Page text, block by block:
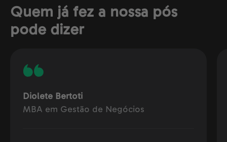
Quem já fez a nossa pós
pode dizer
Diolete Bertoti
MBA em Gestão de Negócios